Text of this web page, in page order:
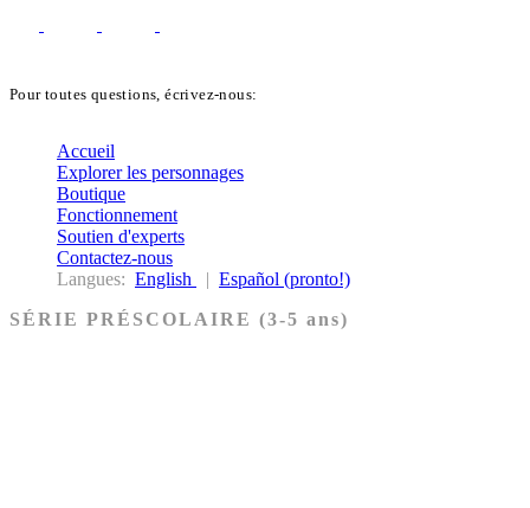
Pour toutes questions, écrivez-nous:
Accueil
Explorer les personnages
Boutique
Fonctionnement
Soutien d'experts
Contactez-nous
Langues: English | Español (pronto!)
SÉRIE PRÉSCOLAIRE (3-5 ans)